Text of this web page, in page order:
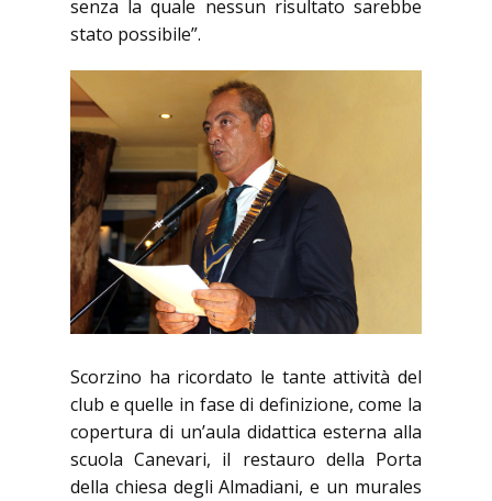
senza la quale nessun risultato sarebbe
stato possibile”.
Scorzino ha ricordato le tante attività del
club e quelle in fase di definizione, come la
copertura di un’aula didattica esterna alla
scuola Canevari, il restauro della Porta
della chiesa degli Almadiani, e un murales